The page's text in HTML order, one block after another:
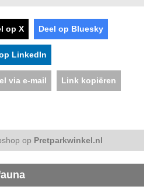
op X Deel op Bluesky
LinkedIn
via e-mail Link kopiëren
op Pretparkwinkel.nl